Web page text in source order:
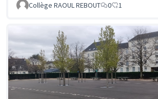
Collège RAOUL REBOUT 0 1